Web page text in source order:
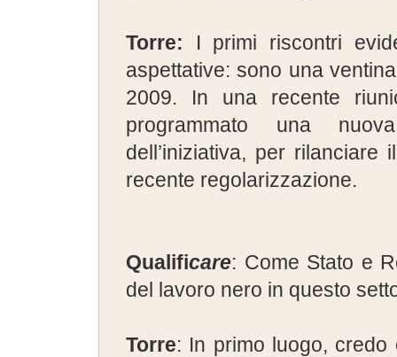
Torre: I primi riscontri
aspettative: sono una
2009. In una recente
programmato una
dell’iniziativa, per
recente regolarizzazione.
Qualificare: Come Stato e
del lavoro nero in questo
Torre: In primo luogo,